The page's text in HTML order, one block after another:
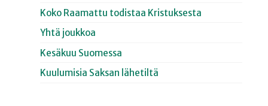
Koko Raamattu todistaa Kristuksesta
Yhtä joukkoa
Kesäkuu Suomessa
Kuulumisia Saksan lähetiltä